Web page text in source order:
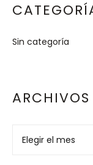
Sin categoría
ARCHIVOS